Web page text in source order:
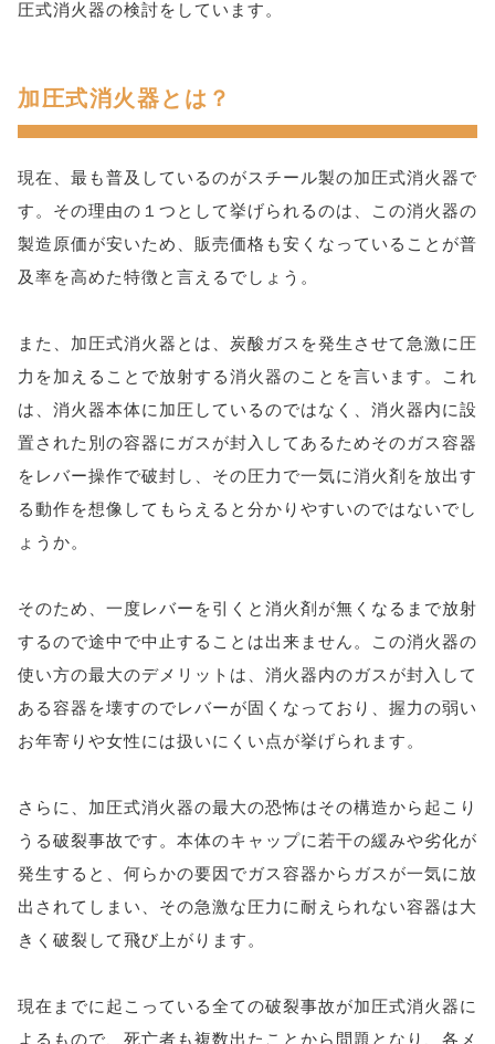
圧式消火器の検討をしています。
加圧式消火器とは？
現在、最も普及しているのがスチール製の加圧式消火器で
す。その理由の１つとして挙げられるのは、この消火器の
製造原価が安いため、販売価格も安くなっていることが普
及率を高めた特徴と言えるでしょう。
また、加圧式消火器とは、炭酸ガスを発生させて急激に圧
力を加えることで放射する消火器のことを言います。これ
は、消火器本体に加圧しているのではなく、消火器内に設
置された別の容器にガスが封入してあるためそのガス容器
をレバー操作で破封し、その圧力で一気に消火剤を放出す
る動作を想像してもらえると分かりやすいのではないでし
ょうか。
そのため、一度レバーを引くと消火剤が無くなるまで放射
するので途中で中止することは出来ません。この消火器の
使い方の最大のデメリットは、消火器内のガスが封入して
ある容器を壊すのでレバーが固くなっており、握力の弱い
お年寄りや女性には扱いにくい点が挙げられます。
さらに、加圧式消火器の最大の恐怖はその構造から起こり
うる破裂事故です。本体のキャップに若干の緩みや劣化が
発生すると、何らかの要因でガス容器からガスが一気に放
出されてしまい、その急激な圧力に耐えられない容器は大
きく破裂して飛び上がります。
現在までに起こっている全ての破裂事故が加圧式消火器に
よるもので、死亡者も複数出たことから問題となり、各メ